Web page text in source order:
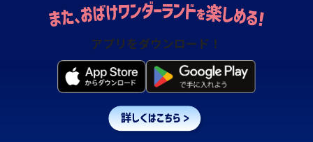
アプリをダウンロード！